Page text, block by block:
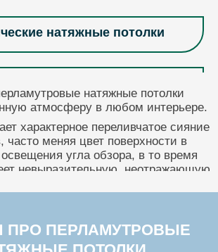
натяжные потолки
натяжные потолки
натяжные потолки
натяжные потолки
атмосферу в любом интерьере.
характерное переливчатое сияние
часто меняя цвет поверхности в
угла обзора, в то время
невыразительную, неотражающую
создать неповторимый
дизайн помещения.
ПЕРЛАМУТРОВЫЕ